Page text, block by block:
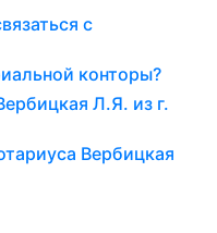
с
конторы?
Л.Я. из г.
Вербицкая